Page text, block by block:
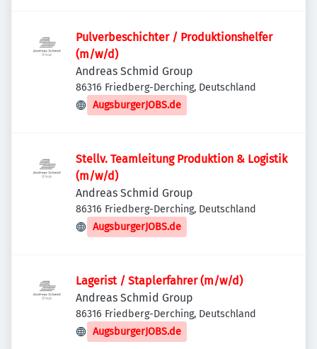
Pulverbeschichter / Produktionshelfer
(m/w/d)
Andreas Schmid Group
86316 Friedberg-Derching, Deutschland
AugsburgerJOBS.de
Stellv. Teamleitung Produktion & Logistik
(m/w/d)
Andreas Schmid Group
86316 Friedberg-Derching, Deutschland
AugsburgerJOBS.de
Lagerist / Staplerfahrer (m/w/d)
Andreas Schmid Group
86316 Friedberg-Derching, Deutschland
AugsburgerJOBS.de